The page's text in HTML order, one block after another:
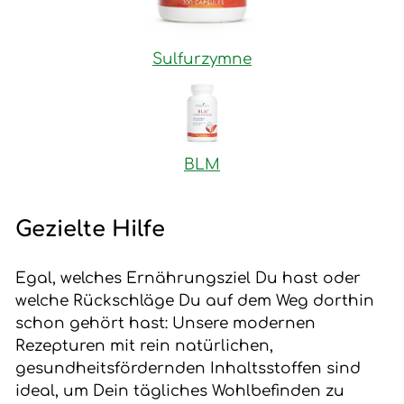
Sulfurzymne
BLM
Gezielte Hilfe
Egal, welches Ernährungsziel Du hast oder
welche Rückschläge Du auf dem Weg dorthin
schon gehört hast: Unsere modernen
Rezepturen mit rein natürlichen,
gesundheitsfördernden Inhaltsstoffen sind
ideal, um Dein tägliches Wohlbefinden zu